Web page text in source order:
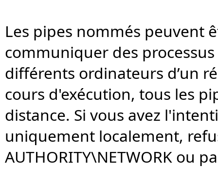
Les pipes nommés peuvent
communiquer des
différents ordinateurs d’un
cours d'exécution, tous les
distance. Si vous avez
uniquement localement,
AUTHORITY\NETWORK ou